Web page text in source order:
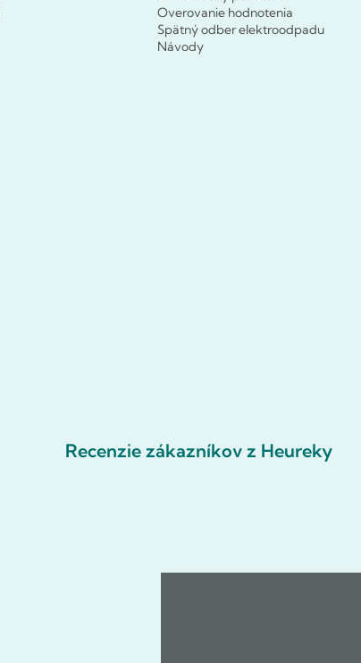
Overovanie hodnotenia
Spätný odber elektroodpadu
Návody
Recenzie zákazníkov z Heureky